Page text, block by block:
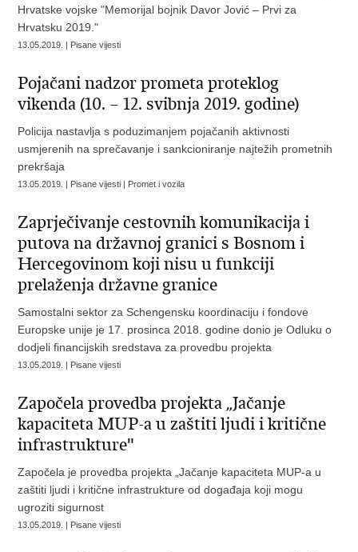
Hrvatske vojske "Memorijal bojnik Davor Jović – Prvi za
Hrvatsku 2019."
13.05.2019. | Pisane vijesti
Pojačani nadzor prometa proteklog
vikenda (10. – 12. svibnja 2019. godine)
Policija nastavlja s poduzimanjem pojačanih aktivnosti
usmjerenih na sprečavanje i sankcioniranje najtežih prometnih
prekršaja
13.05.2019. | Pisane vijesti | Promet i vozila
Zaprječivanje cestovnih komunikacija i
putova na državnoj granici s Bosnom i
Hercegovinom koji nisu u funkciji
prelaženja državne granice
Samostalni sektor za Schengensku koordinaciju i fondove
Europske unije je 17. prosinca 2018. godine donio je Odluku o
dodjeli financijskih sredstava za provedbu projekta
13.05.2019. | Pisane vijesti
Započela provedba projekta „Jačanje
kapaciteta MUP-a u zaštiti ljudi i kritične
infrastrukture"
Započela je provedba projekta „Jačanje kapaciteta MUP-a u
zaštiti ljudi i kritične infrastrukture od događaja koji mogu
ugroziti sigurnost
13.05.2019. | Pisane vijesti